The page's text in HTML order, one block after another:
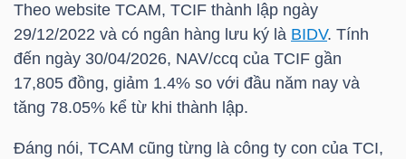
Theo website TCAM, TCIF thành lập ngày
29/12/2022 và có ngân hàng lưu ký là BIDV. Tính
đến ngày 30/04/2026, NAV/ccq của TCIF gần
17,805 đồng, giảm 1.4% so với đầu năm nay và
tăng 78.05% kể từ khi thành lập.
Đáng nói, TCAM cũng từng là công ty con của TCI,
CHÍNH
HÀNG